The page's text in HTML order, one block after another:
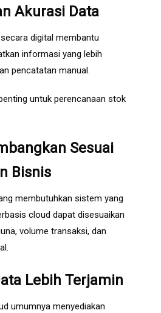
Akurasi Data
digital membantu
informasi yang lebih
pencatatan manual.
untuk perencanaan stok
Sesuai
Bisnis
membutuhkan sistem yang
cloud dapat disesuaikan
volume transaksi, dan
Lebih Terjamin
umumnya menyediakan